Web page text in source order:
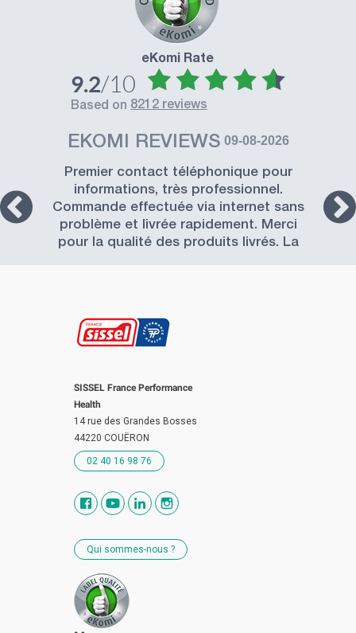
eKomi Rate
9.2/10
based on 8212 reviews
EKOMI REVIEWS 09-08-2026
Premier contact téléphonique pour
informations, très professionnel.
Commande effectuée via internet sans
problème et livrée rapidement. Merci
pour la qualité des produits livrés. La
SISSEL France Performance
Health
14 rue des Grandes Bosses
44220 COUËRON
02 40 16 98 76
Qui sommes-nous ?